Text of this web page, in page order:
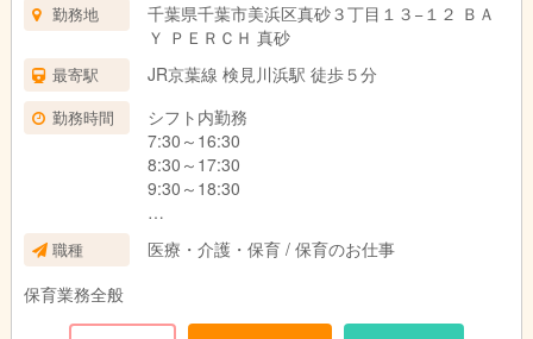
昇給年1回
賞与年2回
交通費別途支給
※試用期間3ヶ月（給与変更なし）
勤務地
千葉県千葉市美浜区真砂３丁目１３−１２ ＢＡ
Ｙ ＰＥＲＣＨ 真砂
最寄駅 JR京葉線 検見川浜駅 徒歩５分
勤務時間
シフト内勤務
7:30～16:30
8:30～17:30
9:30～18:30
休憩60分
職種
医療・介護・保育 / 保育のお仕事
保育業務全般